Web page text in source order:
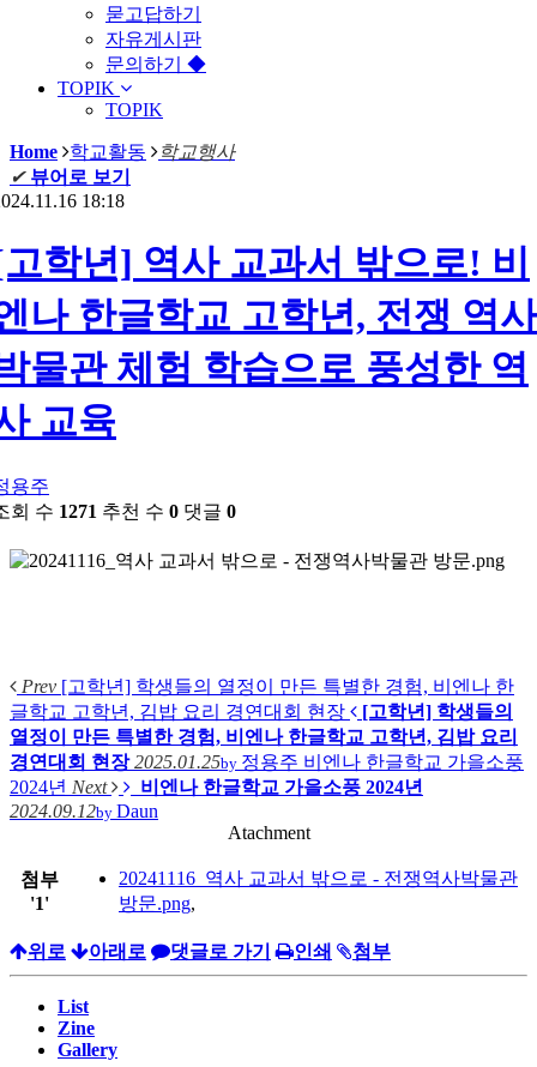
묻고답하기
자유게시판
문의하기 ◆
TOPIK
TOPIK
Home 학교활동
학교행사
✔ 뷰어로 보기
18:18
학년] 역사 교과서 밖으로! 비
나 한글학교 고학년, 전쟁 역사
물관 체험 학습으로 풍성한 역
교육
용주
회 수 1271 추천 수 0 댓글 0
Prev [고학년] 학생들의 열정이 만든 특별한 경험, 비엔나 한
글학교 고학년, 김밥 요리 경연대회 현장
[고학년] 학생들의
열정이 만든 특별한 경험, 비엔나 한글학교 고학년, 김밥 요리
경연대회 현장 2025.01.25by 정용주 비엔나 한글학교 가을소풍
2024년 Next
비엔나 한글학교 가을소풍 2024년
2024.09.12by Daun
Atachment
첨부
'1'
20241116_역사 교과서 밖으로 - 전쟁역사박물관
방문.png,
위로 아래로 댓글로 가기 인쇄 첨부
List
Zine
Gallery